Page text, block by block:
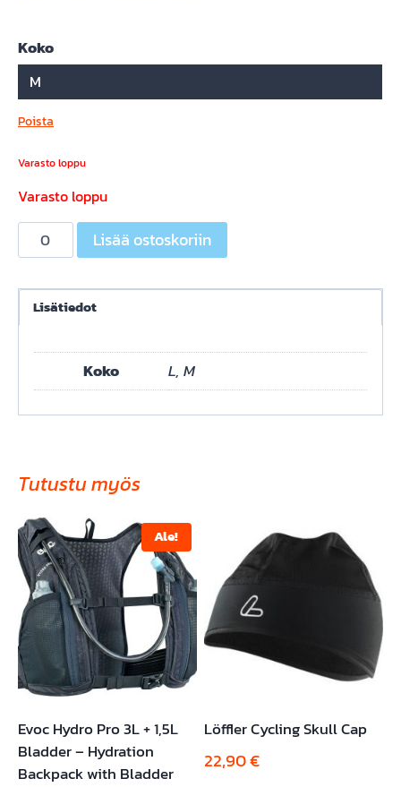
Koko
M
Poista
Varasto loppu
Varasto loppu
BELL
SUPER
SPHERICAL
RED/BLCK
FASTHOUSE
Lisää ostoskoriin
Lisätiedot
Koko L, M
Tutustu myös
Ale!
Evoc Hydro Pro 3L + 1,5L
Bladder – Hydration
Backpack with Bladder
Löffler Cycling Skull Cap
22,90€